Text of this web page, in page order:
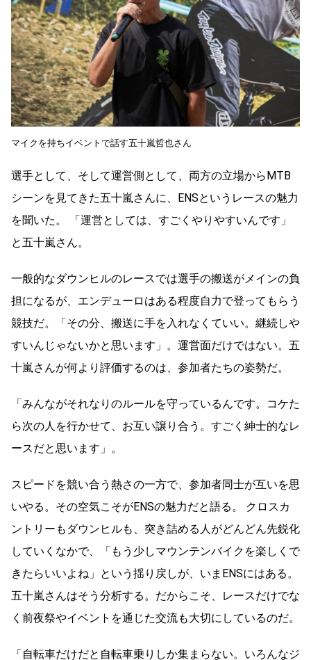
マイクを持ちイベントで話す五十嵐哲也さん
選手として、そして運営側として、両方の立場からMTB
シーンを見てきた五十嵐さんに、ENSというレースの魅力
を聞いた。 「運営としては、すごくやりやすいんです」
と五十嵐さん。
一般的なダウンヒルのレースでは選手の搬送がメインの負
担になるが、エンデューロはある程度自力で登ってもらう
競技だ。「その分、搬送に手を入れなくていい。継続しや
すいんじゃないかと思います」。運営面だけではない。五
十嵐さんが何より評価するのは、参加者たちの姿勢だ。
「みんながそれなりのルールを守っているんです。コケた
ら次の人を行かせて、お互い譲り合う。すごく紳士的なレ
ースだと思います」。
スピードを競い合う熱さの一方で、参加者同士が互いを思
いやる。その空気こそがENSの魅力だと語る。 クロスカ
ントリーもダウンヒルも、突き詰める人がどんどん先鋭化
していくなかで、「もう少しマウンテンバイクを楽しくで
きたらいいよね」という揺り戻しが、いまENSにはある。
五十嵐さんはそう分析する。だからこそ、レースだけでな
く前夜祭やイベントを通じた交流も大切にしているのだ。
「自転車だけだと自転車乗りしか集まらない。いろんなジ